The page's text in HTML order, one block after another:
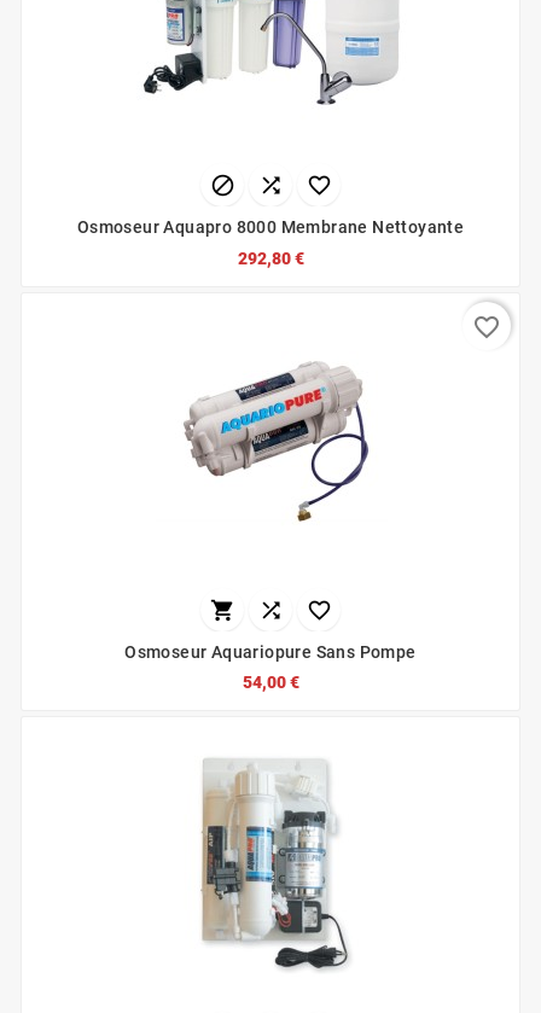
  
Osmoseur Aquapro 8000 Membrane Nettoyante
292,80 €
  
Osmoseur Aquariopure Sans Pompe
54,00 €
favorite_border